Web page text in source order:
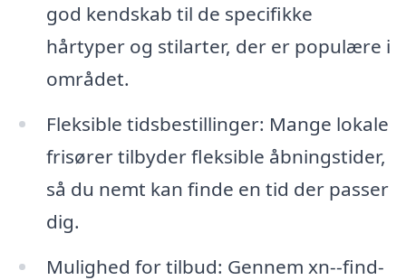
god kendskab til de specifikke
hårtyper og stilarter, der er populære i
området.
Fleksible tidsbestillinger: Mange lokale
frisører tilbyder fleksible åbningstider,
så du nemt kan finde en tid der passer
dig.
Mulighed for tilbud: Gennem xn--find-